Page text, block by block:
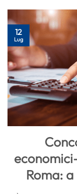
Roma:
12
Lug